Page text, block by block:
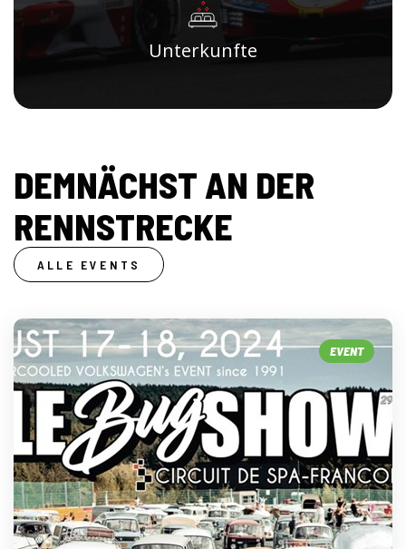
Unterkunfte
DEMNÄCHST AN DER
RENNSTRECKE
ALLE EVENTS
EVENT